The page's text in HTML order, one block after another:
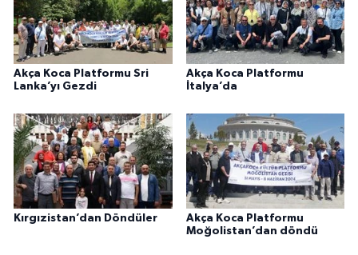
Akça Koca Platformu Sri
Lanka’yı Gezdi
Akça Koca Platformu
İtalya’da
Kırgızistan’dan Döndüler
Akça Koca Platformu
Moğolistan’dan döndü